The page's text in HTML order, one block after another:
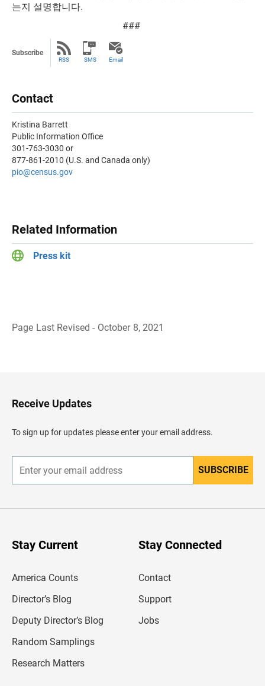
는지 설명합니다.
###
Subscribe
RSS SMS Email
Contact
Kristina Barrett
Public Information Office
301-763-3030 or
877-861-2010 (U.S. and Canada only)
pio@census.gov
Related Information
Press kit
Page Last Revised - October 8, 2021
H
e
d
e
Receive Updates
To sign up for updates please enter your email address.
n
r
SUBSCRIBE
Stay Current
America Counts
Director’s Blog
Deputy Director’s Blog
Random Samplings
Research Matters
Stay Connected
Contact
Support
Jobs